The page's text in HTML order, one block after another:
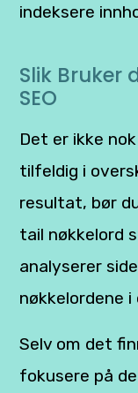
indeksere
Slik Bruker
SEO
Det er ikke
tilfeldig i
resultat, bør
tail nøkkelord
analyserer
nøkkelordene
Selv om det
fokusere på